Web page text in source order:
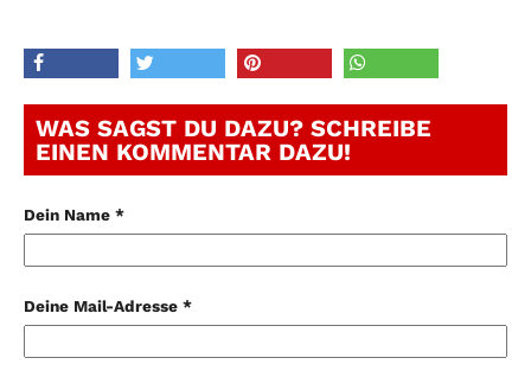
WAS SAGST DU DAZU? SCHREIBE
EINEN KOMMENTAR DAZU!
Dein Name *
Deine Mail-Adresse *